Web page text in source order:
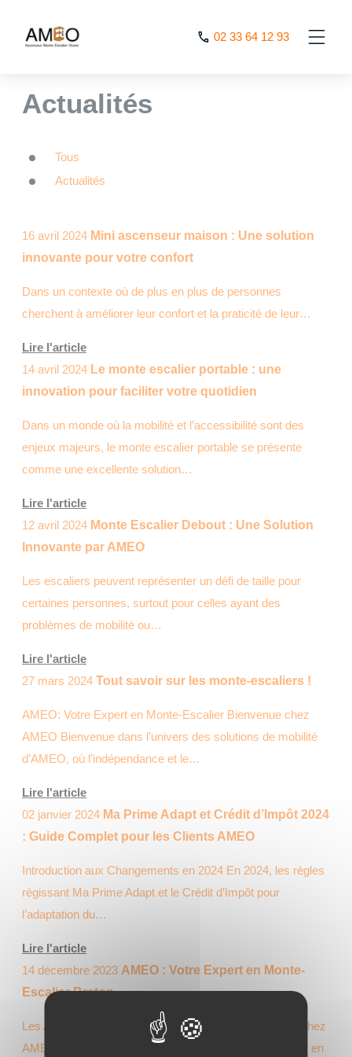
02 33 64 12 93
AMEO>Actualités
Actualités
Tous
Actualités
16 avril 2024 Mini ascenseur maison : Une solution
innovante pour votre confort
Dans un contexte où de plus en plus de personnes
cherchent à améliorer leur confort et la praticité de leur…
Lire l'article
14 avril 2024 Le monte escalier portable : une
innovation pour faciliter votre quotidien
Dans un monde où la mobilité et l’accessibilité sont des
enjeux majeurs, le monte escalier portable se présente
comme une excellente solution…
Lire l'article
12 avril 2024 Monte Escalier Debout : Une Solution
Innovante par AMEO
Les escaliers peuvent représenter un défi de taille pour
certaines personnes, surtout pour celles ayant des
problèmes de mobilité ou…
Lire l'article
27 mars 2024 Tout savoir sur les monte-escaliers !
AMEO: Votre Expert en Monte-Escalier Bienvenue chez
AMEO Bienvenue dans l’univers des solutions de mobilité
d’AMEO, où l’indépendance et le…
Lire l'article
02 janvier 2024 Ma Prime Adapt et Crédit d’Impôt 2024
: Guide Complet pour les Clients AMEO
Introduction aux Changements en 2024 En 2024, les règles
régissant Ma Prime Adapt et le Crédit d’Impôt pour
l’adaptation du…
Lire l'article
14 décembre 2023 AMEO : Votre Expert en Monte-
Escalier Breton
Les Avantages d’Opter pour un Monte Escalier Breton chez
AMEO En choisissant AMEO pour votre monte-escalier en